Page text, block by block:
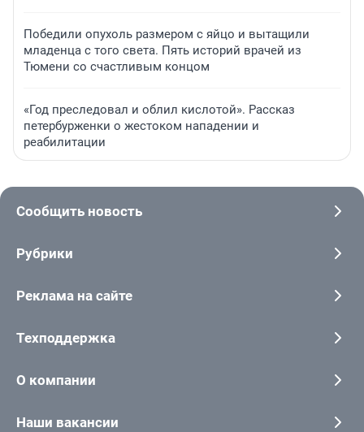
Победили опухоль размером с яйцо и вытащили
младенца с того света. Пять историй врачей из
Тюмени со счастливым концом
«Год преследовал и облил кислотой». Рассказ
петербурженки о жестоком нападении и
реабилитации
Сообщить новость
Рубрики
Реклама на сайте
Техподдержка
О компании
Наши вакансии